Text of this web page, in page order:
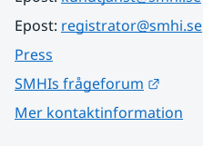
Epost: registrator@smhi.se
Press
SMHIs frågeforum
Mer kontaktinformation